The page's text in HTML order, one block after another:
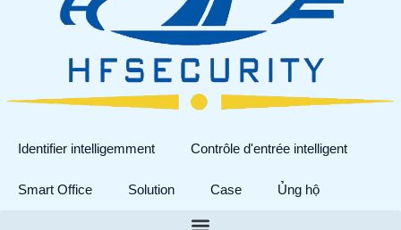
Identifier intelligemment Contrôle d'entrée intelligent
Smart Office Solution Case Ủng hộ